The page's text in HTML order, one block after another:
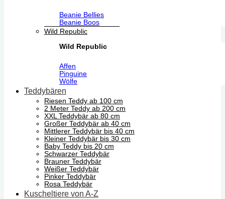
Beanie Bellies
Beanie Boos
Wild Republic
Wild Republic
Affen
Pinguine
Wölfe
Teddybären
Riesen Teddy ab 100 cm
2 Meter Teddy ab 200 cm
XXL Teddybär ab 80 cm
Großer Teddybär ab 40 cm
Mittlerer Teddybär bis 40 cm
Kleiner Teddybär bis 30 cm
Baby Teddy bis 20 cm
Schwarzer Teddybär
Brauner Teddybär
Weißer Teddybär
Pinker Teddybär
Rosa Teddybär
Kuscheltiere von A-Z